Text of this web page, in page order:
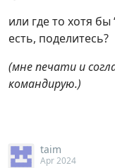
или где то хотя
есть, поделитесь?
(мне печати и
командирую.)
taim
Apr 2024